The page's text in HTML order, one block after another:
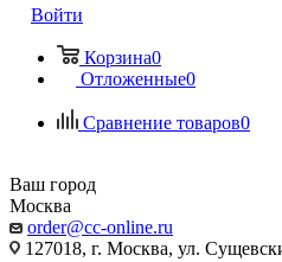
Войти
Корзина0
Отложенные0
Сравнение товаров0
Ваш город
Москва
order@cc-online.ru
127018, г. Москва, ул.